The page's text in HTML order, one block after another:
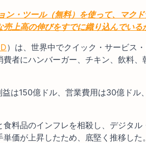
・ツール（無料）を使って、 マク
上高の伸びをすでに織り込んでいる
）は、世界中でクイック・サービス
者にハンバーガー、チキン、飲料
は150億ドル、営業費用は30億ド
料品のインフレを相殺し、デジタ
価が上昇したため、底堅く推移した。